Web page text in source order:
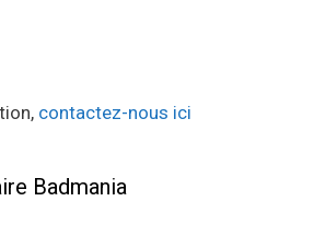
contactez-nous ici
Badmania